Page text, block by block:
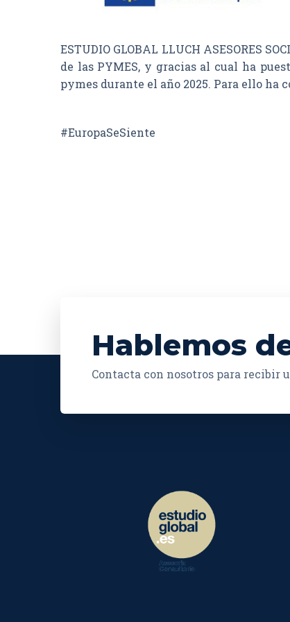
ESTUDIO GLOBAL LLUCH ASESORES
de las PYMES, y gracias al cual ha
pymes durante el año 2025. Para ello ha
#EuropaSeSiente
Hablemos
Contacta con nosotros para recibir